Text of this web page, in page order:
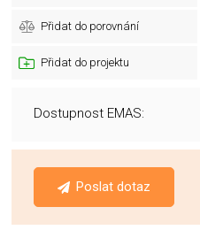
Přidat do porovnání
Přidat do projektu
Dostupnost EMAS:
Poslat dotaz